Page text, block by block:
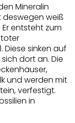
Mineralin
deswegen weiß
entsteht zum
toter
Diese sinken auf
dort an. Die
und werden mit
verfestigt.
in